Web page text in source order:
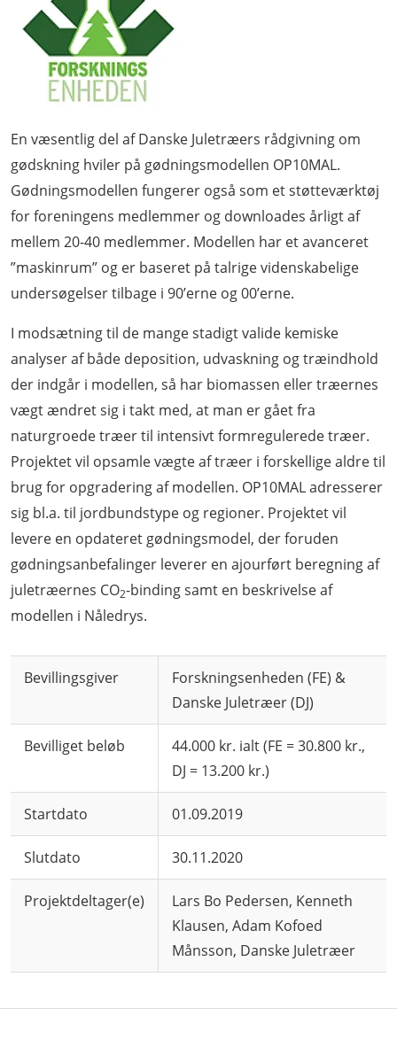
En væsentlig del af Danske Juletræers rådgivning om
gødskning hviler på gødningsmodellen OP10MAL.
Gødningsmodellen fungerer også som et støtteværktøj
for foreningens medlemmer og downloades årligt af
mellem 20-40 medlemmer. Modellen har et avanceret
”maskinrum” og er baseret på talrige videnskabelige
undersøgelser tilbage i 90’erne og 00’erne.
I modsætning til de mange stadigt valide kemiske
analyser af både deposition, udvaskning og træindhold
der indgår i modellen, så har biomassen eller træernes
vægt ændret sig i takt med, at man er gået fra
naturgroede træer til intensivt formregulerede træer.
Projektet vil opsamle vægte af træer i forskellige aldre til
brug for opgradering af modellen. OP10MAL adresserer
sig bl.a. til jordbundstype og regioner. Projektet vil
levere en opdateret gødningsmodel, der foruden
gødningsanbefalinger leverer en ajourført beregning af
juletræernes CO2-binding samt en beskrivelse af
modellen i Nåledrys.
Bevillingsgiver
Forskningsenheden (FE) &
Danske Juletræer (DJ)
Bevilliget beløb
44.000 kr. ialt (FE = 30.800 kr.,
DJ = 13.200 kr.)
Startdato 01.09.2019
Slutdato 30.11.2020
Projektdeltager(e)
Lars Bo Pedersen, Kenneth
Klausen, Adam Kofoed
Månsson, Danske Juletræer